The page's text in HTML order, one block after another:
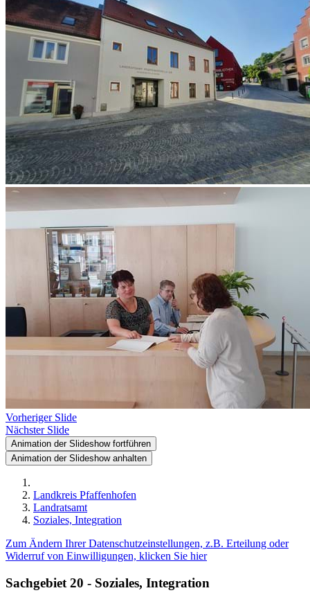
Vorheriger Slide
Nächster Slide
Animation der Slideshow fortführen
Animation der Slideshow anhalten
Landkreis Pfaffenhofen
Landratsamt
Soziales, Integration
Zum Ändern Ihrer Datenschutzeinstellungen, z.B. Erteilung oder
Widerruf von Einwilligungen, klicken Sie hier
Sachgebiet 20 - Soziales, Integration